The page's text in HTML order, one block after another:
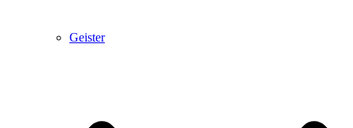
Geister